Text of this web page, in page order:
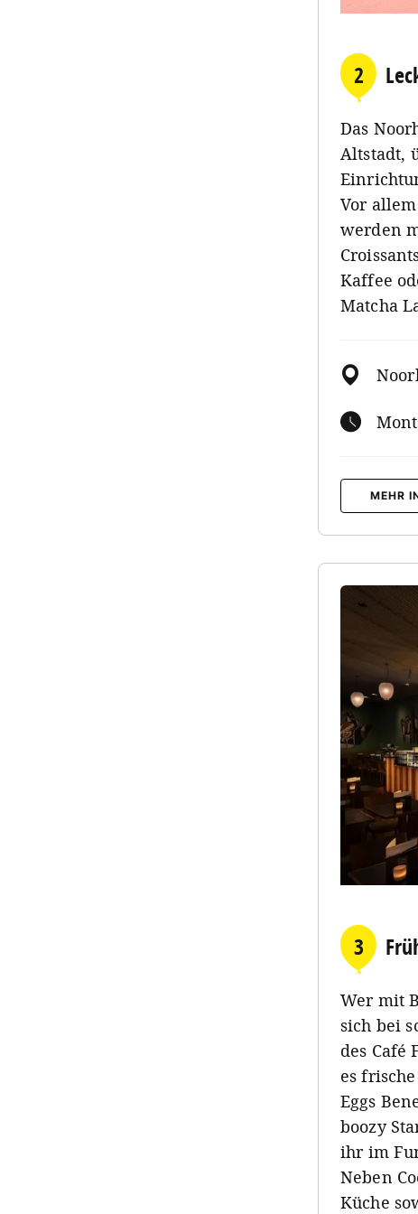
2
Das
Altstadt,
Vor
werden
Kaffee
Matcha
MEHR
3
Wer mit
sich bei
des Café
es
Eggs
boozy
ihr im
Neben
Küche